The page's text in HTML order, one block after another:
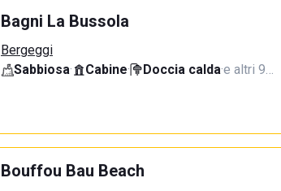
Bagni La Bussola
Bergeggi
Sabbiosa· Cabine· Doccia calda·e altri 9…
Bouffou Bau Beach